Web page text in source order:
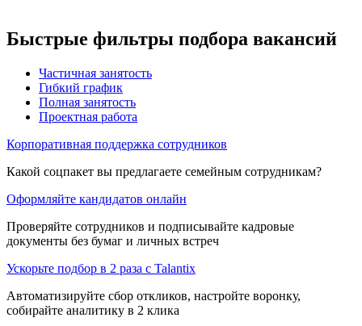
Быстрые фильтры подбора вакансий
Частичная занятость
Гибкий график
Полная занятость
Проектная работа
Корпоративная поддержка сотрудников
Какой соцпакет вы предлагаете семейным сотрудникам?
Оформляйте кандидатов онлайн
Проверяйте сотрудников и подписывайте кадровые
документы без бумаг и личных встреч
Ускорьте подбор в 2 раза с Talantix
Автоматизируйте сбор откликов, настройте воронку,
собирайте аналитику в 2 клика